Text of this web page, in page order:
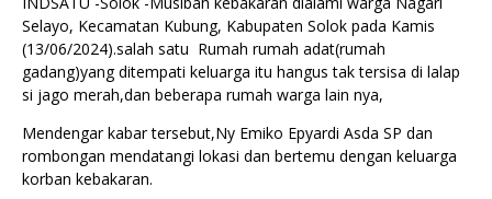
Selayo, Kecamatan Kubung, Kabupaten Solok pada Kamis
(13/06/2024).salah satu Rumah rumah adat(rumah
gadang)yang ditempati keluarga itu hangus tak tersisa di lalap
si jago merah,dan beberapa rumah warga lain nya,
Mendengar kabar tersebut,Ny Emiko Epyardi Asda SP dan
rombongan mendatangi lokasi dan bertemu dengan keluarga
korban kebakaran.